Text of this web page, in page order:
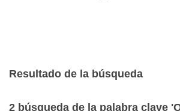
Resultado de la búsqueda
2 búsqueda de la palabra clave